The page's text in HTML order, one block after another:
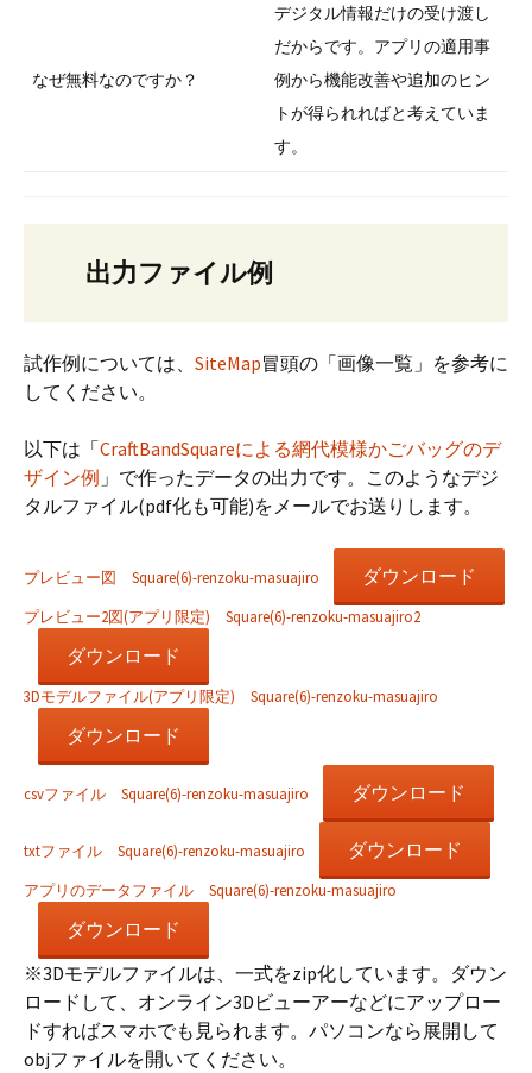
なぜ無料なのですか？
デジタル情報だけの受け渡し
だからです。アプリの適用事
例から機能改善や追加のヒン
トが得られればと考えていま
す。
出力ファイル例
試作例については、 SiteMap冒頭の「画像一覧」を参考に
してください。
以下は「CraftBandSquareによる網代模様かごバッグのデ
ザイン例 」で作ったデータの出力です。このようなデジ
タルファイル(pdf化も可能)をメールでお送りします。
プレビュー図 Square(6)-renzoku-masuajiro ダウンロード
プレビュー2図(アプリ限定) Square(6)-renzoku-masuajiro2
ダウンロード
3Dモデルファイル(アプリ限定) Square(6)-renzoku-masuajiro
ダウンロード
csvファイル Square(6)-renzoku-masuajiro ダウンロード
txtファイル Square(6)-renzoku-masuajiro ダウンロード
アプリのデータファイル Square(6)-renzoku-masuajiro
ダウンロード
※3Dモデルファイルは、一式をzip化しています。ダウン
ロードして、オンライン3Dビューアーなどにアップロー
ドすればスマホでも見られます。パソコンなら展開して
objファイルを開いてください。